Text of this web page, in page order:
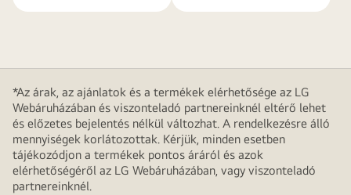
*Az árak, az ajánlatok és a termékek elérhetősége az LG
Webáruházában és viszonteladó partnereinknél eltérő lehet
és előzetes bejelentés nélkül változhat. A rendelkezésre álló
mennyiségek korlátozottak. Kérjük, minden esetben
tájékozódjon a termékek pontos áráról és azok
elérhetőségéről az LG Webáruházában, vagy viszonteladó
partnereinknél.